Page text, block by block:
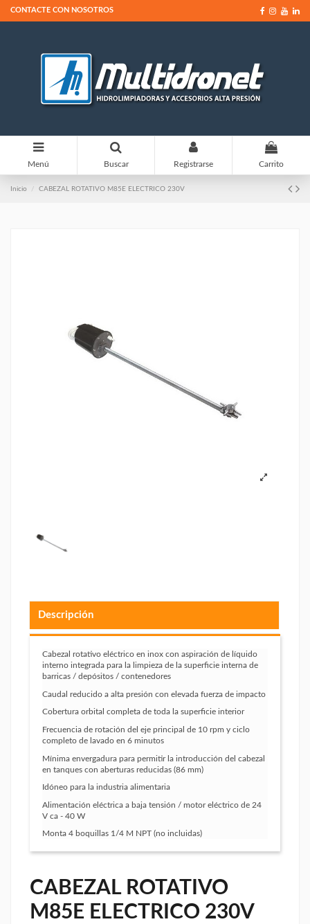
CONTACTE CON NOSOTROS
Menú Buscar Registrarse
0
Carrito
Inicio CABEZAL ROTATIVO M85E ELECTRICO 230V
Descripción
Cabezal rotativo eléctrico en inox con aspiración de líquido
interno integrada para la limpieza de la superficie interna de
barricas / depósitos / contenedores
Caudal reducido a alta presión con elevada fuerza de impacto
Cobertura orbital completa de toda la superficie interior
Frecuencia de rotación del eje principal de 10 rpm y ciclo
completo de lavado en 6 minutos
Mínima envergadura para permitir la introducción del cabezal
en tanques con aberturas reducidas (86 mm)
Idóneo para la industria alimentaria
Alimentación eléctrica a baja tensión / motor eléctrico de 24
V ca - 40 W
Monta 4 boquillas 1/4 M NPT (no incluidas)
CABEZAL ROTATIVO
M85E ELECTRICO 230V